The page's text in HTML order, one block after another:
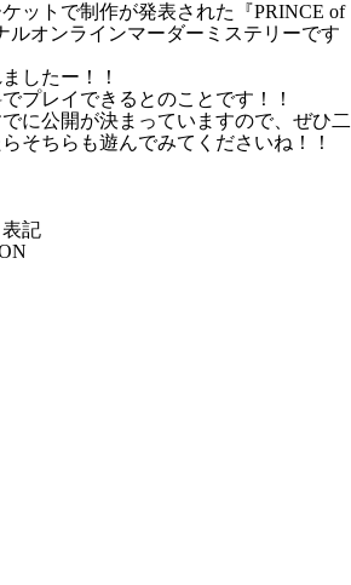
ットで制作が発表された『PRINCE of
ルオンラインマーダーミステリーです
したー！！
プレイできるとのことです！！
に公開が決まっていますので、ぜひ二
そちらも遊んでみてくださいね！！
記